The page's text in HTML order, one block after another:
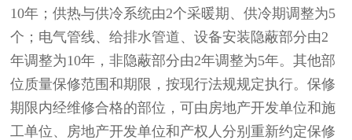
10年；供热与供冷系统由2个采暖期、供冷期调整为5
个；电气管线、给排水管道、设备安装隐蔽部分由2
年调整为10年，非隐蔽部分由2年调整为5年。其他部
位质量保修范围和期限，按现行法规规定执行。保修
期限内经维修合格的部位，可由房地产开发单位和施
工单位、房地产开发单位和产权人分别重新约定保修